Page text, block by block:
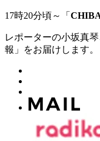
17時20分頃～「
レポーターの小坂真
報」をお届けします。